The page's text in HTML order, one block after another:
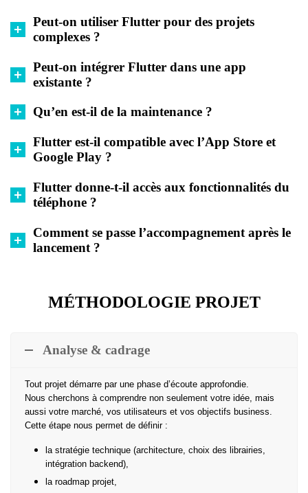
Peut-on utiliser Flutter pour des projets
complexes ?
Peut-on intégrer Flutter dans une app
existante ?
Qu’en est-il de la maintenance ?
Flutter est-il compatible avec l’App Store et
Google Play ?
Flutter donne-t-il accès aux fonctionnalités du
téléphone ?
Comment se passe l’accompagnement après le
lancement ?
MÉTHODOLOGIE PROJET
Analyse & cadrage
Tout projet démarre par une phase d’écoute approfondie.
Nous cherchons à comprendre non seulement votre idée, mais
aussi votre marché, vos utilisateurs et vos objectifs business.
Cette étape nous permet de définir :
la stratégie technique (architecture, choix des librairies,
intégration backend),
la roadmap projet,